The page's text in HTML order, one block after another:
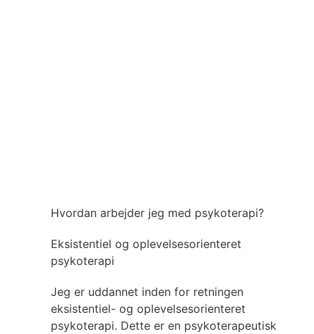
Hvordan arbejder jeg med psykoterapi?
Eksistentiel og oplevelsesorienteret
psykoterapi
Jeg er uddannet inden for retningen
eksistentiel- og oplevelsesorienteret
psykoterapi. Dette er en psykoterapeutisk